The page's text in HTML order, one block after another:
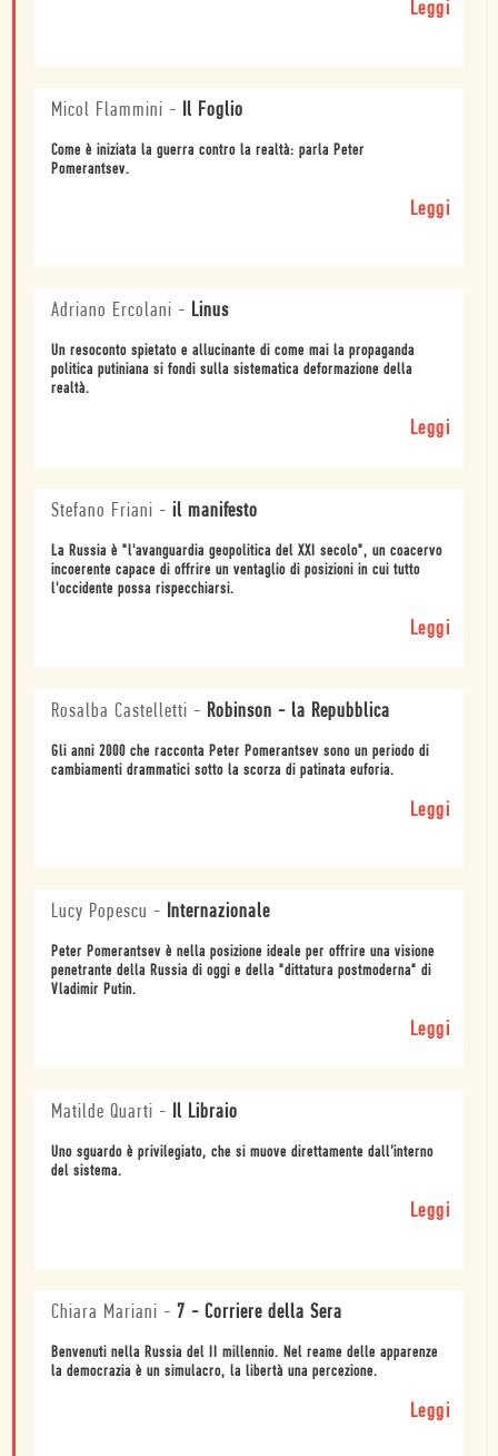
Leggi
Micol Flammini - Il Foglio
Come è iniziata la guerra contro la realtà: parla Peter
Pomerantsev.
Leggi
Adriano Ercolani - Linus
Un resoconto spietato e allucinante di come mai la propaganda
politica putiniana si fondi sulla sistematica deformazione della
realtà.
Leggi
Stefano Friani - il manifesto
La Russia è "l'avanguardia geopolitica del XXI secolo", un coacervo
incoerente capace di offrire un ventaglio di posizioni in cui tutto
l'occidente possa rispecchiarsi.
Leggi
Rosalba Castelletti - Robinson - la Repubblica
Gli anni 2000 che racconta Peter Pomerantsev sono un periodo di
cambiamenti drammatici sotto la scorza di patinata euforia.
Leggi
Lucy Popescu - Internazionale
Peter Pomerantsev è nella posizione ideale per offrire una visione
penetrante della Russia di oggi e della "dittatura postmoderna" di
Vladimir Putin.
Leggi
Matilde Quarti - Il Libraio
Uno sguardo è privilegiato, che si muove direttamente dall’interno
del sistema.
Leggi
Chiara Mariani - 7 - Corriere della Sera
Benvenuti nella Russia del II millennio. Nel reame delle apparenze
la democrazia è un simulacro, la libertà una percezione.
Leggi